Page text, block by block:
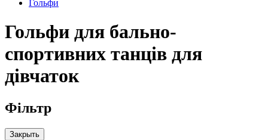
Гольфи
Гольфи для бально-
спортивних танців для
дівчаток
Фільтр
Закрыть